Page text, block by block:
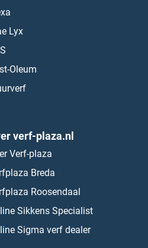
Lyx
Oleum
verf-plaza.nl
Verf-plaza
Breda
Roosendaal
Sikkens Specialist
Sigma verf dealer